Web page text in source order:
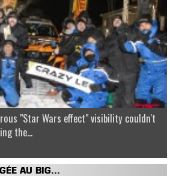
"Star Wars effect" visibility couldn't
the...
AU BIG...